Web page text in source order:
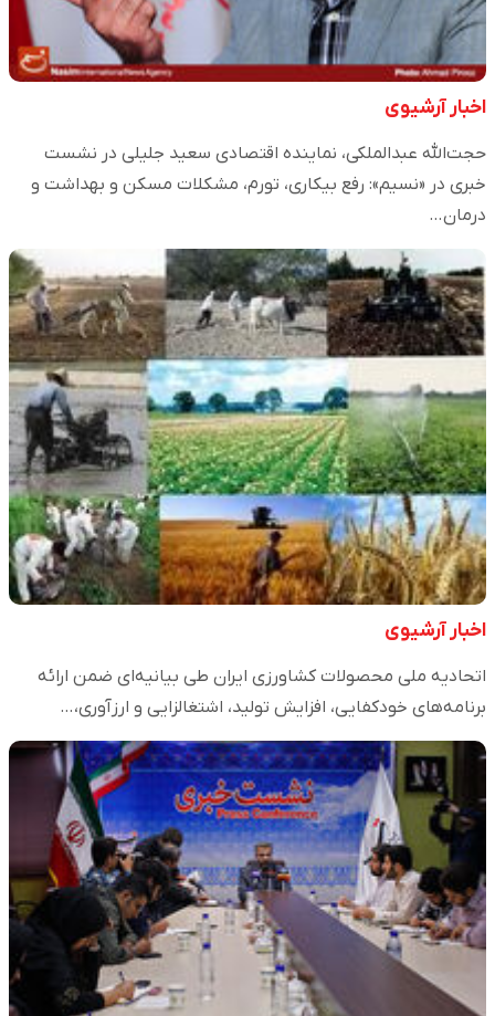
اخبار آرشیوی
حجت‌الله عبدالملکی، نماینده اقتصادی سعید جلیلی در نشست
خبری در «نسیم»: رفع بیکاری، تورم، مشکلات مسکن و بهداشت و
درمان…
اخبار آرشیوی
اتحادیه ملی محصولات کشاورزی ایران طی بیانیه‌ای ضمن ارائه
برنامه‌های خودکفایی، افزایش تولید، اشتغالزایی و ارزآوری،…